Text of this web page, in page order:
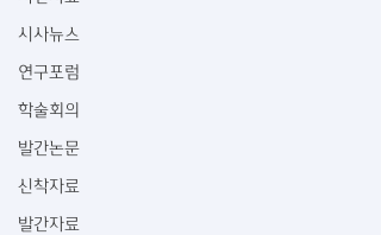
시사뉴스
연구포럼
학술회의
발간논문
신착자료
발간자료